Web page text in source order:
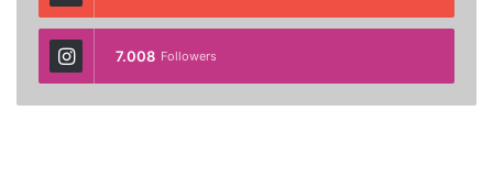
7.008 Followers